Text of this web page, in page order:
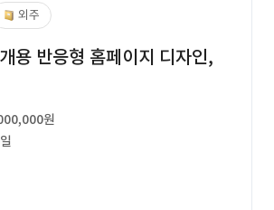
외주
용 반응형 홈페이지 디자인,
원